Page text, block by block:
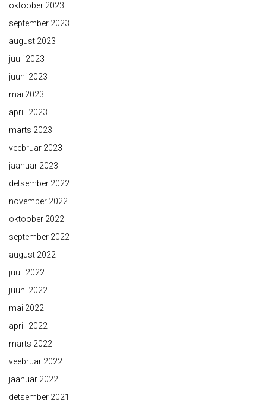
oktoober 2023
september 2023
august 2023
juuli 2023
juuni 2023
mai 2023
aprill 2023
märts 2023
veebruar 2023
jaanuar 2023
detsember 2022
november 2022
oktoober 2022
september 2022
august 2022
juuli 2022
juuni 2022
mai 2022
aprill 2022
märts 2022
veebruar 2022
jaanuar 2022
detsember 2021